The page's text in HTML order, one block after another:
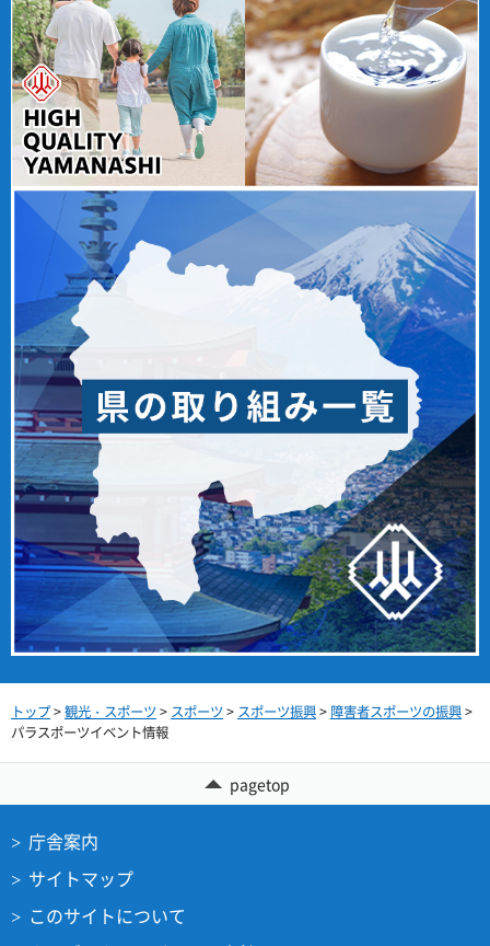
トップ>観光・スポーツ > スポーツ > スポーツ振興> 障害者スポーツの振興>
パラスポーツイベント情報
pagetop
庁舎案内
サイトマップ
このサイトについて